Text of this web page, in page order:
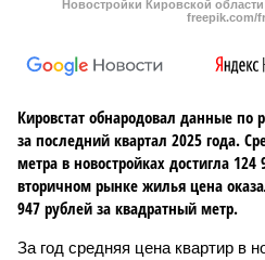
Новостройки Кировской
freepik.com/
Кировстат обнародовал данные
за последний квартал 2025 года.
метра в новостройках достигла
вторичном рынке жилья цена
947 рублей за квадратный метр.
За год средняя цена квартир в